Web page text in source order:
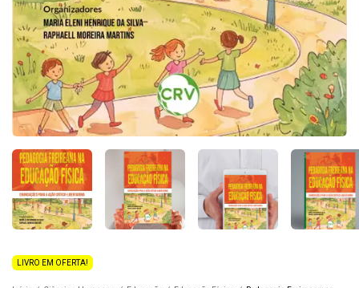
LIVRO EM OFERTA!